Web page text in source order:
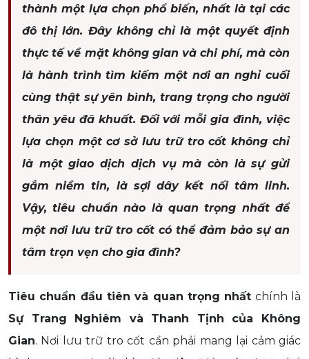
thành một lựa chọn phổ biến, nhất là tại các
đô thị lớn. Đây không chỉ là một quyết định
thực tế về mặt không gian và chi phí, mà còn
là hành trình tìm kiếm một nơi an nghỉ cuối
cùng thật sự yên bình, trang trọng cho người
thân yêu đã khuất. Đối với mỗi gia đình, việc
lựa chọn một cơ sở lưu trữ tro cốt không chỉ
là một giao dịch dịch vụ mà còn là sự gửi
gắm niềm tin, là sợi dây kết nối tâm linh.
Vậy, tiêu chuẩn nào là quan trọng nhất để
một nơi lưu trữ tro cốt có thể đảm bảo sự an
tâm trọn vẹn cho gia đình?
Tiêu chuẩn đầu tiên và quan trọng nhất chính là
Sự Trang Nghiêm và Thanh Tịnh của Không
Gian. Nơi lưu trữ tro cốt cần phải mang lại cảm giác